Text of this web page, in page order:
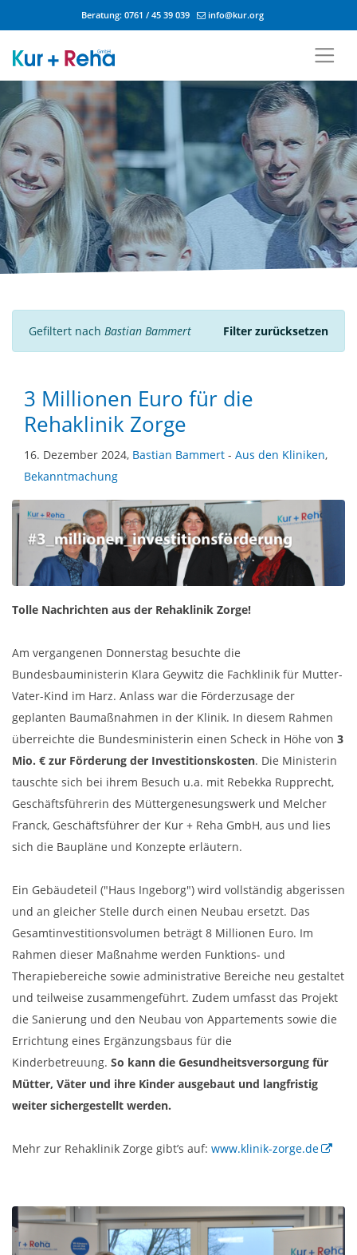
Beratung: 0761 / 45 39 039 info@kur.org
Gefiltert nach Bastian Bammert Filter zurücksetzen
3 Millionen Euro für die
Rehaklinik Zorge
16. Dezember 2024, Bastian Bammert - Aus den Kliniken,
Bekanntmachung
Tolle Nachrichten aus der Rehaklinik Zorge!
Am vergangenen Donnerstag besuchte die
Bundesbauministerin Klara Geywitz die Fachklinik für Mutter-
Vater-Kind im Harz. Anlass war die Förderzusage der
geplanten Baumaßnahmen in der Klinik. In diesem Rahmen
überreichte die Bundesministerin einen Scheck in Höhe von 3
Mio. € zur Förderung der Investitionskosten. Die Ministerin
tauschte sich bei ihrem Besuch u.a. mit Rebekka Rupprecht,
Geschäftsführerin des Müttergenesungswerk und Melcher
Franck, Geschäftsführer der Kur + Reha GmbH, aus und lies
sich die Baupläne und Konzepte erläutern.
Ein Gebäudeteil ("Haus Ingeborg") wird vollständig abgerissen
und an gleicher Stelle durch einen Neubau ersetzt. Das
Gesamtinvestitionsvolumen beträgt 8 Millionen Euro. Im
Rahmen dieser Maßnahme werden Funktions- und
Therapiebereiche sowie administrative Bereiche neu gestaltet
und teilweise zusammengeführt. Zudem umfasst das Projekt
die Sanierung und den Neubau von Appartements sowie die
Errichtung eines Ergänzungsbaus für die
Kinderbetreuung. So kann die Gesundheitsversorgung für
Mütter, Väter und ihre Kinder ausgebaut und langfristig
weiter sichergestellt werden.
Mehr zur Rehaklinik Zorge gibt’s auf: www.klinik-zorge.de